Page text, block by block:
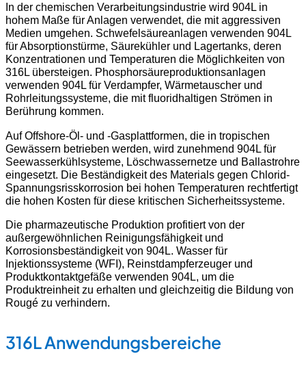
In der chemischen Verarbeitungsindustrie wird 904L in
hohem Maße für Anlagen verwendet, die mit aggressiven
Medien umgehen. Schwefelsäureanlagen verwenden 904L
für Absorptionstürme, Säurekühler und Lagertanks, deren
Konzentrationen und Temperaturen die Möglichkeiten von
316L übersteigen. Phosphorsäureproduktionsanlagen
verwenden 904L für Verdampfer, Wärmetauscher und
Rohrleitungssysteme, die mit fluoridhaltigen Strömen in
Berührung kommen.
Auf Offshore-Öl- und -Gasplattformen, die in tropischen
Gewässern betrieben werden, wird zunehmend 904L für
Seewasserkühlsysteme, Löschwassernetze und Ballastrohre
eingesetzt. Die Beständigkeit des Materials gegen Chlorid-
Spannungsrisskorrosion bei hohen Temperaturen rechtfertigt
die hohen Kosten für diese kritischen Sicherheitssysteme.
Die pharmazeutische Produktion profitiert von der
außergewöhnlichen Reinigungsfähigkeit und
Korrosionsbeständigkeit von 904L. Wasser für
Injektionssysteme (WFI), Reinstdampferzeuger und
Produktkontaktgefäße verwenden 904L, um die
Produktreinheit zu erhalten und gleichzeitig die Bildung von
Rougé zu verhindern.
316L Anwendungsbereiche